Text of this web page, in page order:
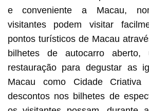
e conveniente a Macau,
visitantes podem visitar
pontos turísticos de Macau
bilhetes de autocarro aberto,
restauração para degustar as
Macau como Cidade Criativa
descontos nos bilhetes de